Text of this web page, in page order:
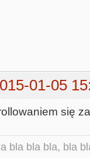
01-05
się
bla bla bla, bla